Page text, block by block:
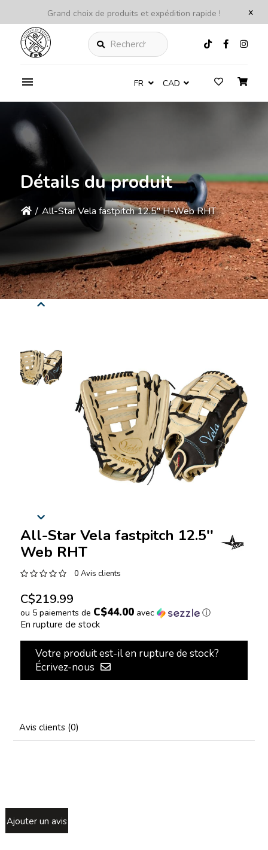
x
Grand choix de produits et expédition rapide !
Rechercher
FR CAD
Détails du produit
/ All-Star Vela fastpitch 12.5'' H-Web RHT
All-Star Vela fastpitch 12.5'' H-
Web RHT
0 Avis clients
C$219.99
ou 5 paiements de C$44.00avec ⓘ
En rupture de stock
Votre produit est-il en rupture de stock?
Écrivez-nous
Avis clients (0)
Ajouter un avis